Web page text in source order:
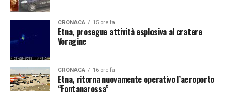
CRONACA 15 ore fa
Etna, prosegue attività esplosiva al cratere
Voragine
CRONACA 16 ore fa
Etna, ritorna nuovamente operativo l’aeroporto
“Fontanarossa”